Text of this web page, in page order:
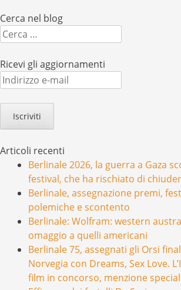
Cerca nel blog
Cerca
Ricevi gli aggiornamenti
Indirizzo
e-
mail
Articoli recenti
Berlinale 2026, la guerra a Gaza
festival, che ha rischiato di
Berlinale, assegnazione premi,
polemiche e scontento
Berlinale: Wolfram: western
omaggio a quelli americani
Berlinale 75, assegnati gli Orsi
Norvegia con Dreams, Sex Love.
film in concorso, menzione